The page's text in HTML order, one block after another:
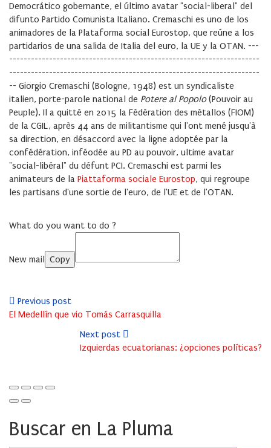
Democrático gobernante, el último avatar "social-liberal" del
difunto Partido Comunista Italiano. Cremaschi es uno de los
animadores de la Plataforma social Eurostop, que reúne a los
partidarios de una salida de Italia del euro, la UE y la OTAN. ---
---------------------------------------------------------------------
---------------------------------------------------------------------
-- Giorgio Cremaschi (Bologne, 1948) est un syndicaliste
italien, porte-parole national de Potere al Popolo(Pouvoir au
Peuple). Il a quitté en 2015 la Fédération des métallos (FIOM)
de la CGIL, après 44 ans de militantisme qui l'ont mené jusqu'à
sa direction, en désaccord avec la ligne adoptée par la
confédération, inféodée au PD au pouvoir, ultime avatar
"social-libéral" du défunt PCI. Cremaschi est parmi les
animateurs de la Piattaforma sociale Eurostop, qui regroupe
les partisans d'une sortie de l'euro, de l'UE et de l'OTAN.
What do you want to do ?
New mail Copy
Previous post
El Medellín que vio Tomás Carrasquilla
Next post
Izquierdas ecuatorianas: ¿opciones políticas?
Buscar en La Pluma